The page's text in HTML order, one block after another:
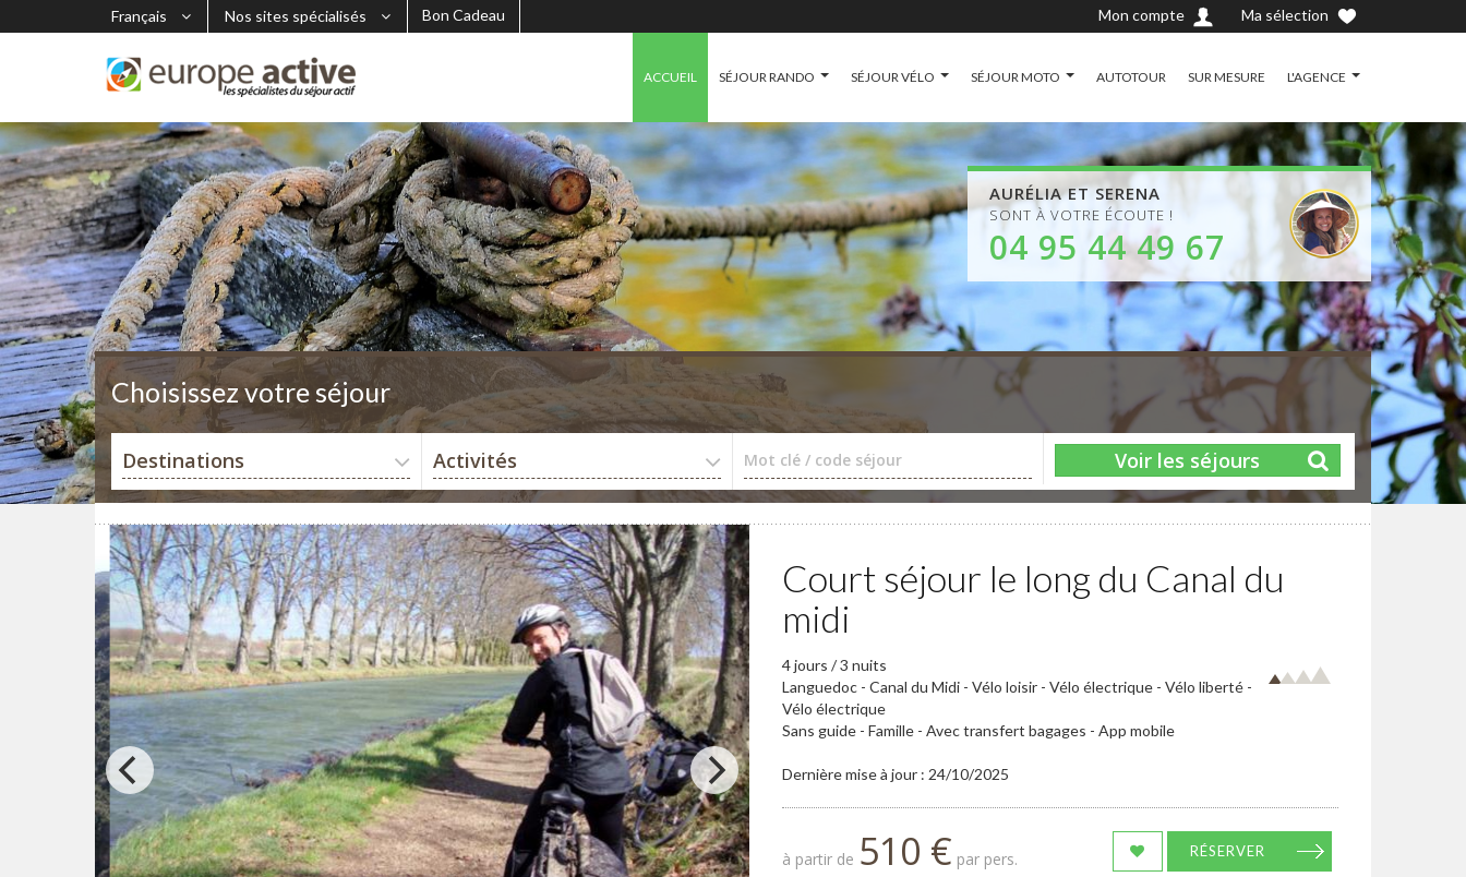
Français Nos sites spécialisés Bon Cadeau Ma sélection
Mon compte
ACCUEIL SÉJOUR RANDO SÉJOUR VÉLO SÉJOUR MOTO AUTOTOUR SUR MESURE L'AGENCE
AURÉLIA ET SERENA
SONT À VOTRE ÉCOUTE !
04 95 44 49 67
Choisissez votre séjour
Destinations Activités Mot clé / code séjour Voir les séjours
Court séjour le long du Canal du
midi
4 jours / 3 nuits
Languedoc - Canal du Midi - Vélo loisir - Vélo électrique - Vélo liberté -
Vélo électrique
Sans guide - Famille - Avec transfert bagages - App mobile
Dernière mise à jour : 24/10/2025
à partir de 510 € par pers. RÉSERVER